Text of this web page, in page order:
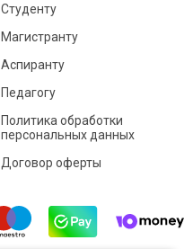
Студенту
Магистранту
Аспиранту
Педагогу
Политика обработки
персональных данных
Договор оферты